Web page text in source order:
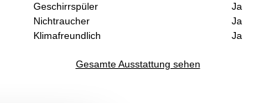
Geschirrspüler
Ja
Nichtraucher
Ja
Klimafreundlich
Ja
Gesamte Ausstattung sehen